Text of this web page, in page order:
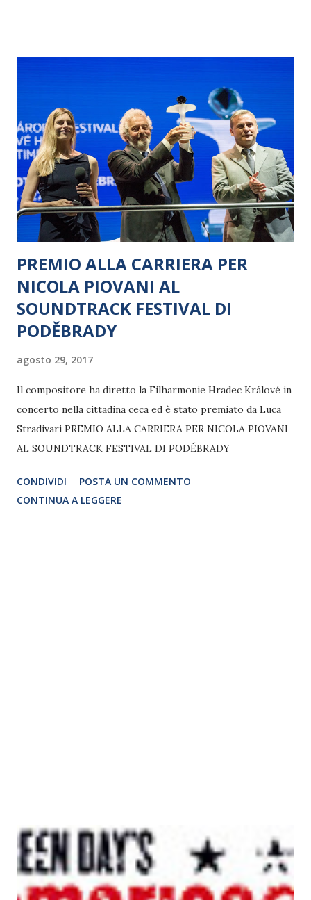
PREMIO ALLA CARRIERA PER
NICOLA PIOVANI AL
SOUNDTRACK FESTIVAL DI
PODĚBRADY
agosto 29, 2017
Il compositore ha diretto la Filharmonie Hradec Králové in
concerto nella cittadina ceca ed è stato premiato da Luca
Stradivari PREMIO ALLA CARRIERA PER NICOLA PIOVANI
AL SOUNDTRACK FESTIVAL DI PODĚBRADY
CONDIVIDI
POSTA UN COMMENTO
CONTINUA A LEGGERE